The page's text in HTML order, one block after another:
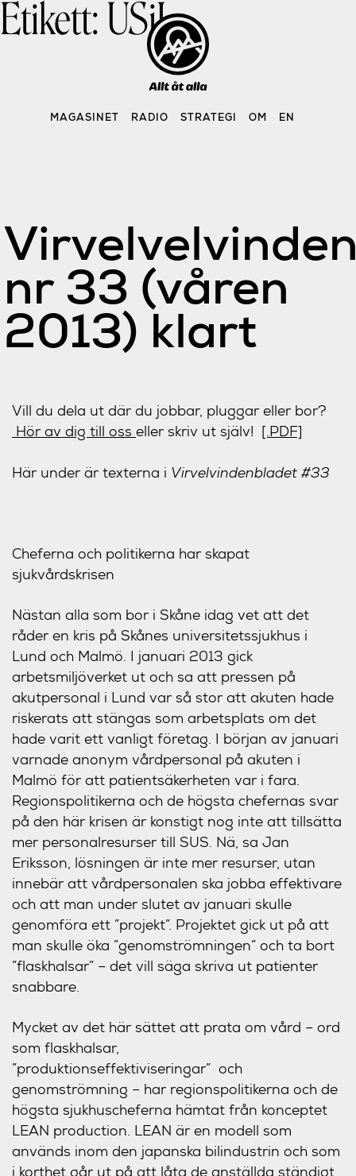
Skip
MAGASINET RADIO STRATEGI OM EN
Etikett:USiL
nr 33 (våren
2013) klart
Vill du dela ut där du jobbar, pluggar eller bor?
Hör av dig till oss eller skriv ut själv! [.PDF]
Här under är texterna i Virvelvindenbladet #33
Cheferna och politikerna har skapat
sjukvårdskrisen
Nästan alla som bor i Skåne idag vet att det
råder en kris på Skånes universitetssjukhus i
Lund och Malmö. I januari 2013 gick
arbetsmiljöverket ut och sa att pressen på
akutpersonal i Lund var så stor att akuten hade
riskerats att stängas som arbetsplats om det
hade varit ett vanligt företag. I början av januari
varnade anonym vårdpersonal på akuten i
Malmö för att patientsäkerheten var i fara.
Regionspolitikerna och de högsta chefernas svar
på den här krisen är konstigt nog inte att tillsätta
mer personalresurser till SUS. Nä, sa Jan
Eriksson, lösningen är inte mer resurser, utan
innebär att vårdpersonalen ska jobba effektivare
och att man under slutet av januari skulle
genomföra ett ”projekt”. Projektet gick ut på att
man skulle öka ”genomströmningen” och ta bort
”flaskhalsar” – det vill säga skriva ut patienter
snabbare.
Mycket av det här sättet att prata om vård – ord
som flaskhalsar,
”produktionseffektiviseringar” och
genomströmning – har regionspolitikerna och de
högsta sjukhuscheferna hämtat från konceptet
LEAN production. LEAN är en modell som
används inom den japanska bilindustrin och som
i korthet går ut på att låta de anställda ständigt